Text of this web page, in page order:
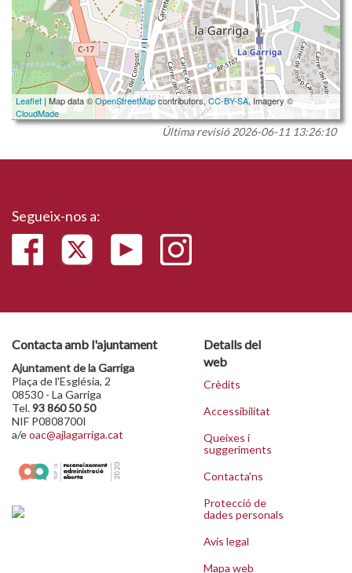
Leaflet | Map data ©OpenStreetMapcontributors, CC-BY-SA, Imagery ©
CloudMade
Última revisió2026-06-11 13:26:10
Segueix-nos a:
Contacta amb l'ajuntament
Ajuntament de la Garriga
Plaça de l'Església, 2
08530 - La Garriga
Tel.93 860 50 50
NIF P0808700I
a/eoac@ajlagarriga.cat
Detalls del
web
Crèdits
Accessibilitat
Queixes i
suggeriments
Contacta'ns
Protecció de
dades personals
Avís legal
Mapa web